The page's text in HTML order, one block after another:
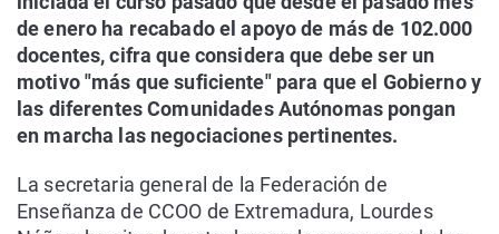
de enero ha recabado el apoyo de más de 102.000
docentes, cifra que considera que debe ser un
motivo "más que suficiente" para que el Gobierno y
las diferentes Comunidades Autónomas pongan
en marcha las negociaciones pertinentes.
La secretaria general de la Federación de
Enseñanza de CCOO de Extremadura, Lourdes